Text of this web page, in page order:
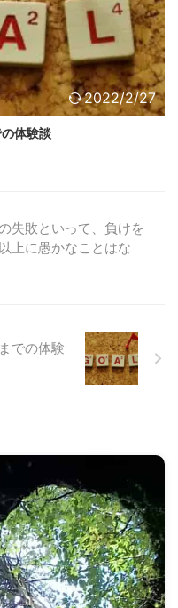
2022/2/27
体験談
失敗といって、負けを
上に愚かなことはな
での体験